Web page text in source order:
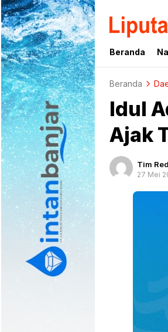
liputan24.net
Beranda
Beranda
Idul
Ajak
Tim
27 Mei